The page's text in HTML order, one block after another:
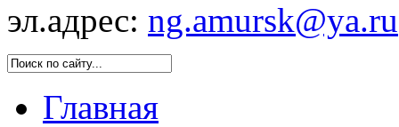
эл.адрес: ng.amursk@ya.ru
Главная